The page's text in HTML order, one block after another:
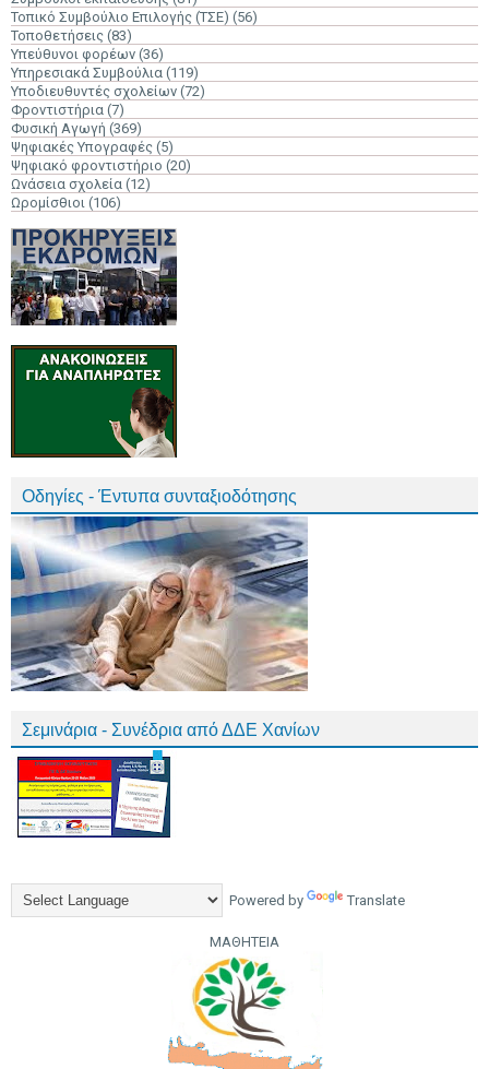
Τοπικό Συμβούλιο Επιλογής (ΤΣΕ) (56)
Τοποθετήσεις (83)
Υπεύθυνοι φορέων (36)
Υπηρεσιακά Συμβούλια (119)
Υποδιευθυντές σχολείων (72)
Φροντιστήρια (7)
Φυσική Αγωγή (369)
Ψηφιακές Υπογραφές (5)
Ψηφιακό φροντιστήριο (20)
Ωνάσεια σχολεία (12)
Ωρομίσθιοι (106)
Οδηγίες - Έντυπα συνταξιοδότησης
Σεμινάρια - Συνέδρια από ΔΔΕ Χανίων
Powered by Translate
ΜΑΘΗΤΕΙΑ